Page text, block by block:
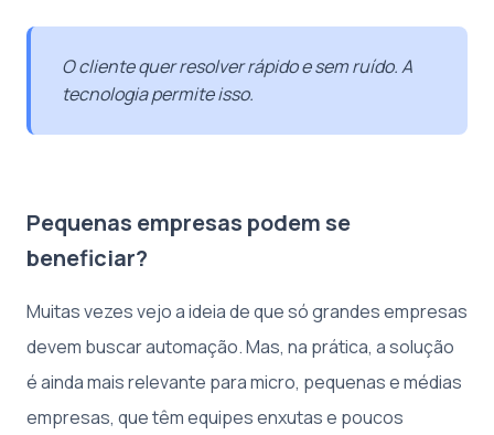
O cliente quer resolver rápido e sem ruído. A
tecnologia permite isso.
Pequenas empresas podem se
beneficiar?
Muitas vezes vejo a ideia de que só grandes empresas
devem buscar automação. Mas, na prática, a solução
é ainda mais relevante para micro, pequenas e médias
empresas, que têm equipes enxutas e poucos